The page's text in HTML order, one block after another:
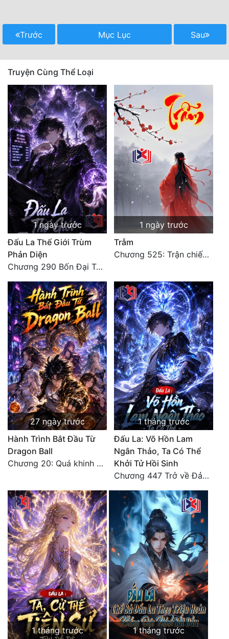
Trước Mục Lục Sau
Truyện Cùng Thể Loại
1 ngày trước
Đấu La Thế Giới Trùm
Phản Diện
Chương 290 Bốn Đại Tông Môn Đơn Thuộc Tính Vô Cùng Thê Lương
1 ngày trước
Trẫm
Chương 525: Trận chiến tấn công phòng thủ Macao (2)
27 ngày trước
Hành Trình Bắt Đầu Từ
Dragon Ball
Chương 20: Quá khinh người
1 tháng trước
Đấu La: Võ Hồn Lam
Ngân Thảo, Ta Có Thể
Khởi Tử Hồi Sinh
Chương 447 Trở về Đảo Hải Thần
1 tháng trước
1 tháng trước